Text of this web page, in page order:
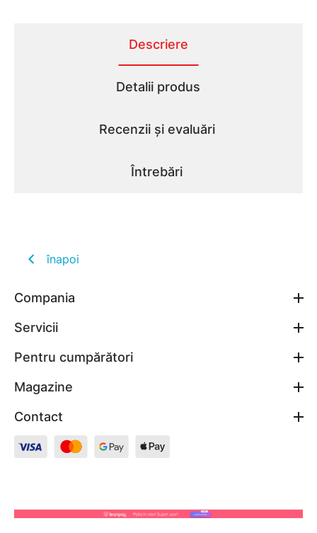
Descriere
Detalii produs
Recenzii și evaluări
Întrebări
înapoi
Compania
Servicii
Pentru cumpărători
Magazine
Contact